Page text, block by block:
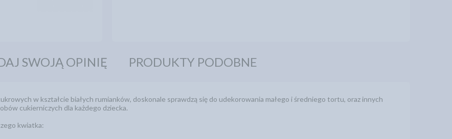
SWOJĄ OPINIĘ PRODUKTY PODOBNE
w kształcie białych rumianków, doskonale sprawdzą się do udekorowania małego i średniego tortu, oraz innych
cukierniczych dla każdego dziecka.
kwiatka: